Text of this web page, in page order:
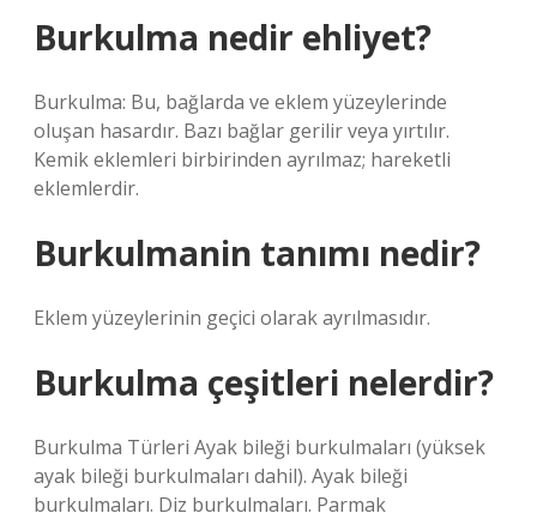
Burkulma nedir ehliyet?
Burkulma: Bu, bağlarda ve eklem yüzeylerinde
oluşan hasardır. Bazı bağlar gerilir veya yırtılır.
Kemik eklemleri birbirinden ayrılmaz; hareketli
eklemlerdir.
Burkulmanin tanımı nedir?
Eklem yüzeylerinin geçici olarak ayrılmasıdır.
Burkulma çeşitleri nelerdir?
Burkulma Türleri Ayak bileği burkulmaları (yüksek
ayak bileği burkulmaları dahil). Ayak bileği
burkulmaları. Diz burkulmaları. Parmak